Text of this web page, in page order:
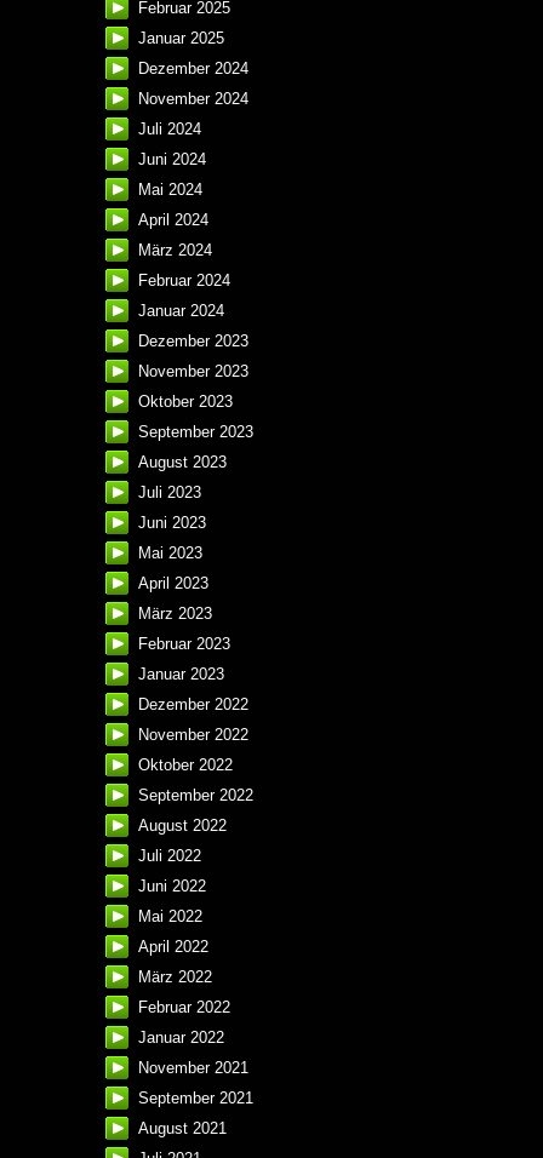
Februar 2025
Januar 2025
Dezember 2024
November 2024
Juli 2024
Juni 2024
Mai 2024
April 2024
März 2024
Februar 2024
Januar 2024
Dezember 2023
November 2023
Oktober 2023
September 2023
August 2023
Juli 2023
Juni 2023
Mai 2023
April 2023
März 2023
Februar 2023
Januar 2023
Dezember 2022
November 2022
Oktober 2022
September 2022
August 2022
Juli 2022
Juni 2022
Mai 2022
April 2022
März 2022
Februar 2022
Januar 2022
November 2021
September 2021
August 2021